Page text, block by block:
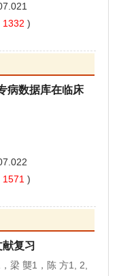
1332 )
病数据库在临床
1571 )
复习
梁 龑1，陈 方1, 2,